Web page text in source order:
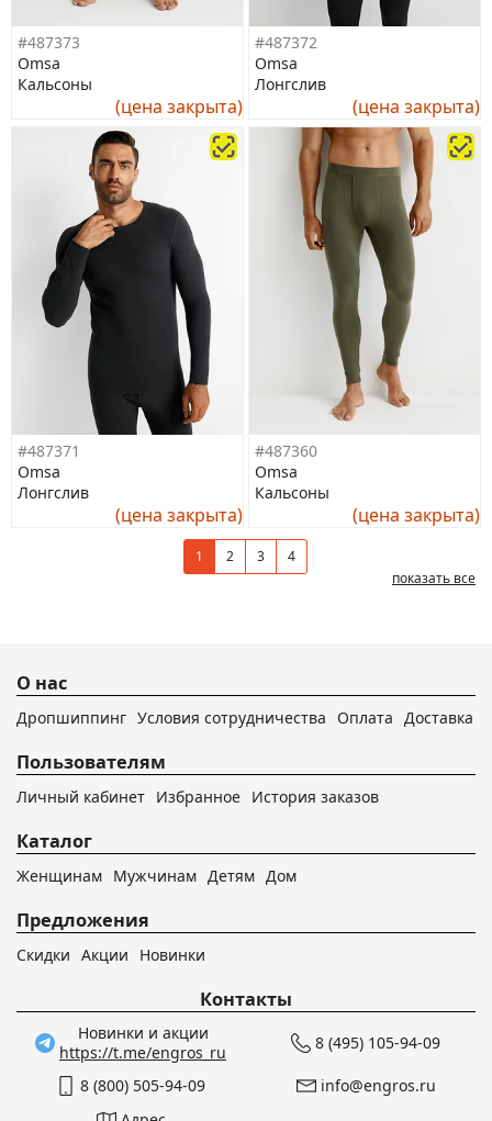
#487373
Omsa
Кальсоны
(цена закрыта)
#487372
Omsa
Лонгслив
(цена закрыта)
#487371
Omsa
Лонгслив
(цена закрыта)
#487360
Omsa
Кальсоны
(цена закрыта)
1 2 3
4
показать все
О нас
Дропшиппинг Условия сотрудничества Оплата Доставка
Пользователям
Личный кабинет Избранное История заказов
Каталог
Женщинам Мужчинам Детям Дом
Предложения
Скидки Акции Новинки
Контакты
Новинки и акции
https://t.me/engros_ru
8 (495) 105-94-09
8 (800) 505-94-09
info@engros.ru